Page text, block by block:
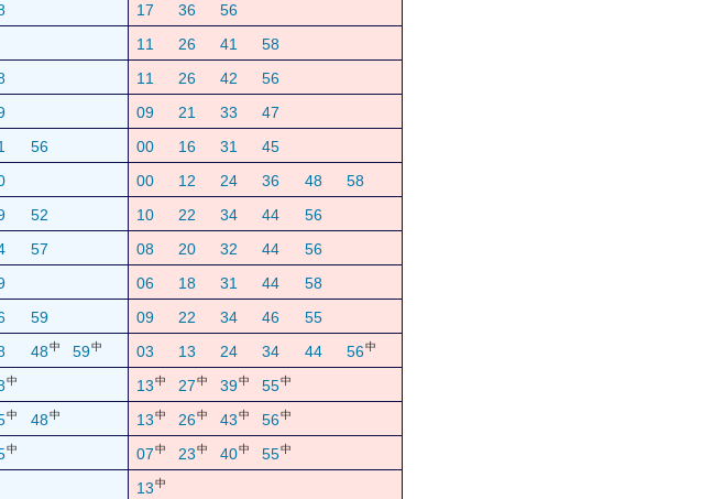
17 36
56
11 26 41
58
11 26 42
56
09 21 33
47
56 00 16 31
45
00 12 24 36 48
58
52 10 22 34 44
56
57 08 20 32 44
56
06 18 31 44
58
59 09 22 34 46
55
48中 59中 03 13 24 34 44 56中
中 13中 27中 39中 55中
中 48中 13中 26中 43 中 56中
中 07中 23中 40中 55中
13中